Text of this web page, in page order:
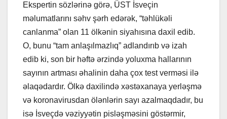
Ekspertin sözlərinə görə, ÜST İsveçin
məlumatlarını səhv şərh edərək, “təhlükəli
canlanma” olan 11 ölkənin siyahısına daxil edib.
O, bunu “tam anlaşılmazlıq” adlandırıb və izah
edib ki, son bir həftə ərzində yoluxma hallarının
sayının artması əhalinin daha çox test verməsi ilə
əlaqədardır. Ölkə daxilində xəstəxanaya yerləşmə
və koronavirusdan ölənlərin sayı azalmaqdadır, bu
isə İsveçdə vəziyyətin pisləşməsini göstərmir,